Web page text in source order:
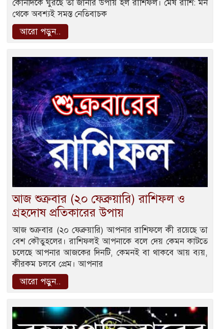
কোনদিকে ঘুরছে তা জানার উপায় হল রাশিফল। মেষ রাশি: মন
থেকে অবশ্যই সমস্ত নেতিবাচক
আরো পড়ুন..
আজ শুক্রবার (২০ ফেব্রুয়ারি) রাশিফল ও
গ্রহদোষ প্রতিকারের উপায়
আজ শুক্রবার (২০ ফেব্রুয়ারি) আপনার রাশিফলে কী রয়েছে তা
বেশ কৌতুহলের। রাশিফলই আপনাকে বলে দেয় কেমন কাটতে
চলেছে আপনার আজকের দিনটি, কেমনই বা থাকবে আয় ব্যয়,
কীরকম চলবে প্রেম। আপনার
আরো পড়ুন..